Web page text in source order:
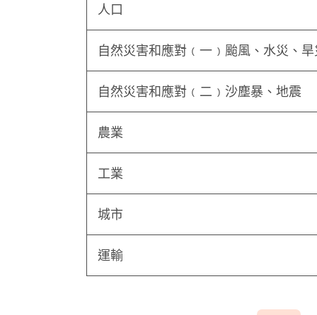
人口
自然災害和應對﹙一﹚颱風、水災、
自然災害和應對﹙二﹚沙塵暴、地震
農業
工業
城市
運輸